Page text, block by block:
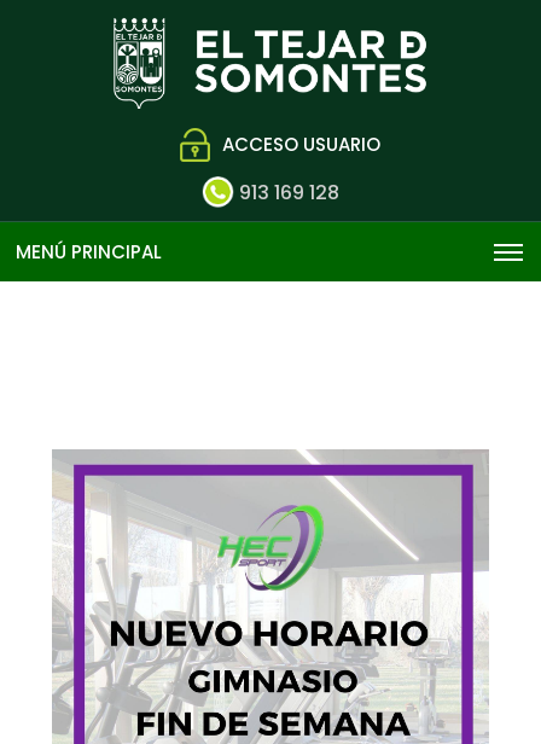
ACCESO USUARIO
913 169 128
MENÚ PRINCIPAL